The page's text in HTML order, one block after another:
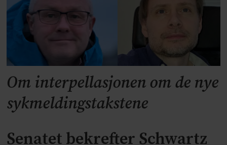
Om interpellasjonen om de nye
sykmeldingstakstene
Senatet bekrefter Schwartz